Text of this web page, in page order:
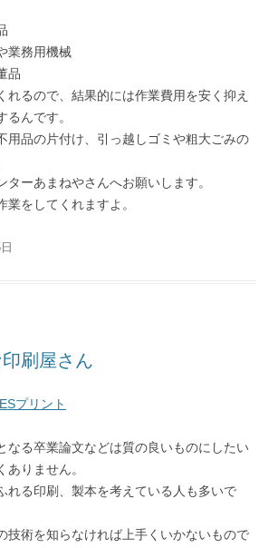
業務用機械
品
れるので、結果的には作業費用を安く抑え
るんです。
用品の片付け、引っ越しゴミや粗大ごみの
ターあまねやさんへお願いします。
業をしてくれますよ。
刷屋さん
プリント
なる卒業論文などは質の良いものにしたい
ありません。
れる印刷、製本を考えている人も多いで
技術を知らなければ上手くいかないもので